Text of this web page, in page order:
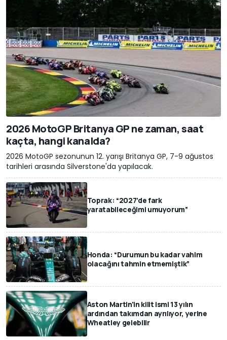
2026 MotoGP Britanya GP ne zaman, saat
kaçta, hangi kanalda?
2026 MotoGP sezonunun 12. yarışı Britanya GP, 7-9 ağustos
tarihleri arasında Silverstone'da yapılacak.
Toprak: “2027’de fark
yaratabileceğimi umuyorum”
Honda: “Durumun bu kadar vahim
olacağını tahmin etmemiştik”
Aston Martin'in kilit ismi 13 yılın
ardından takımdan ayrılıyor, yerine
Wheatley gelebilir